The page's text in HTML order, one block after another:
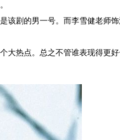
剧的男一号。而李雪健老师
热点。总之不管谁表现得更